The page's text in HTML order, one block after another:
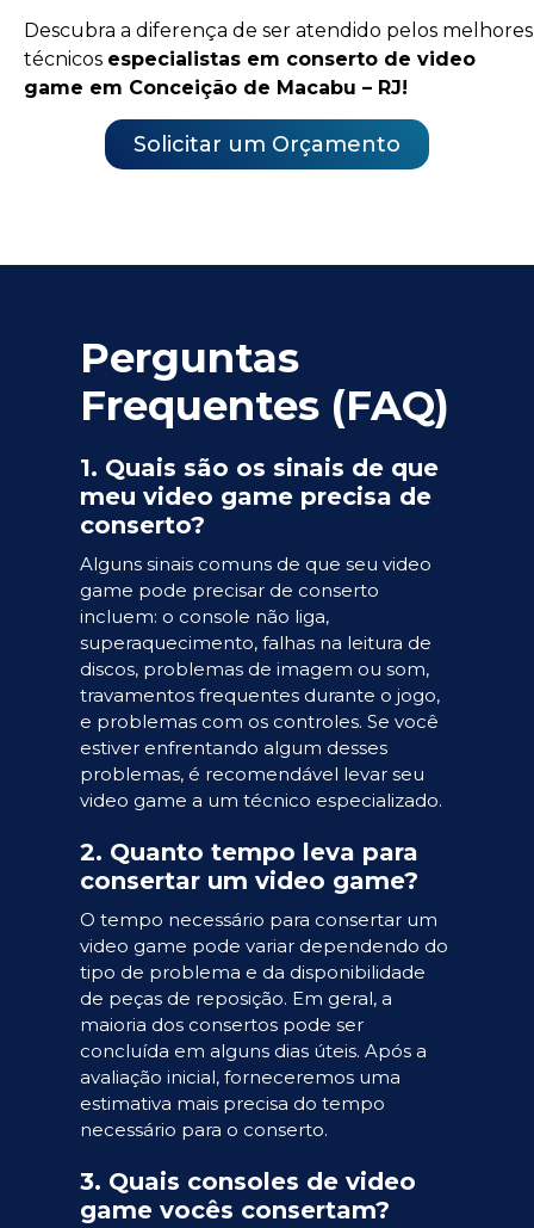
Descubra a diferença de ser atendido pelos melhores
técnicos especialistas em conserto de video
game em Conceição de Macabu – RJ!
Solicitar um Orçamento
Perguntas
Frequentes (FAQ)
1. Quais são os sinais de que
meu video game precisa de
conserto?
Alguns sinais comuns de que seu video
game pode precisar de conserto
incluem: o console não liga,
superaquecimento, falhas na leitura de
discos, problemas de imagem ou som,
travamentos frequentes durante o jogo,
e problemas com os controles. Se você
estiver enfrentando algum desses
problemas, é recomendável levar seu
video game a um técnico especializado.
2. Quanto tempo leva para
consertar um video game?
O tempo necessário para consertar um
video game pode variar dependendo do
tipo de problema e da disponibilidade
de peças de reposição. Em geral, a
maioria dos consertos pode ser
concluída em alguns dias úteis. Após a
avaliação inicial, forneceremos uma
estimativa mais precisa do tempo
necessário para o conserto.
3. Quais consoles de video
game vocês consertam?